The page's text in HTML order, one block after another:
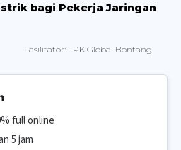
bagi Pekerja Jaringan
Fasilitator: LPK Global Bontang
full online
5 jam